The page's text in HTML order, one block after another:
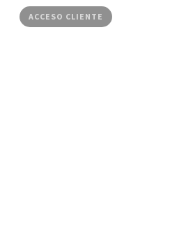
ACCESO CLIENTE